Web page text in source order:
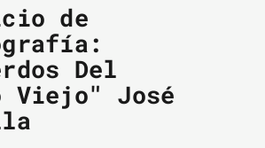
de
Del
Viejo" José